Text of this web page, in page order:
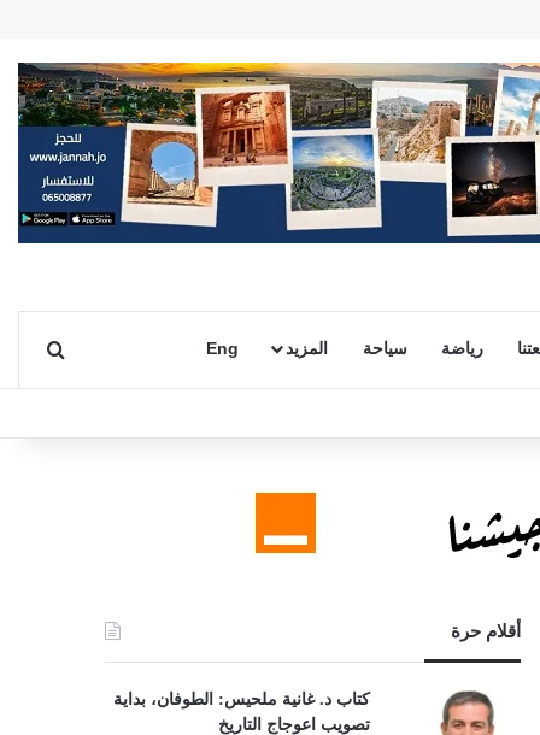
رياضة سياحة المزيد Eng بحث
أقلام حرة
كتاب د. غانية ملحيس: الطوفان، بداية
تصويب اعوجاج التاريخ